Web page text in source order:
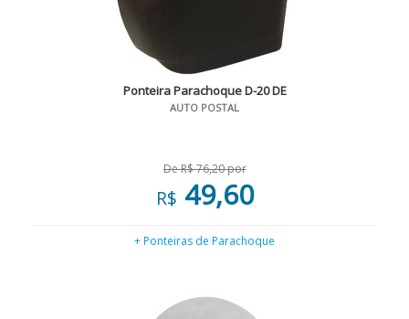
Ponteira Parachoque D-20 DE
AUTO POSTAL
De R$ 76,20 por
R$ 49,60
+ Ponteiras de Parachoque